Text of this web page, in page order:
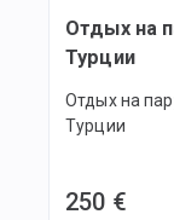
Отдых на
Турции
Отдых на
Турции
250 €